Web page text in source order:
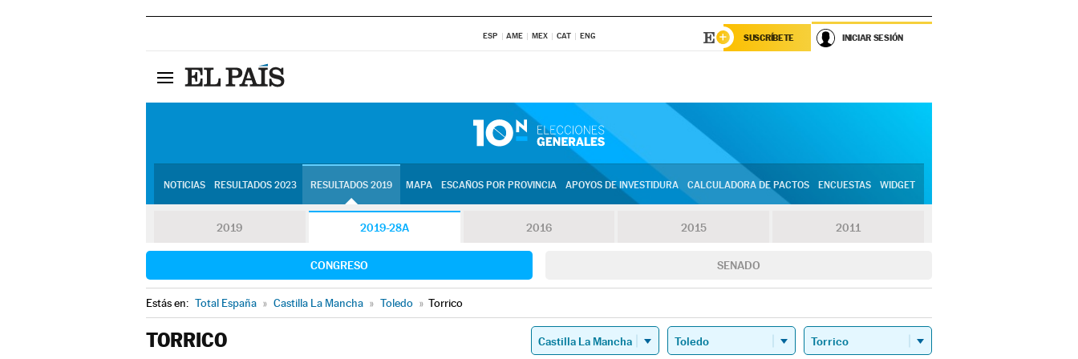
ESP AME MEX CAT ENG SUSCRÍBETE INICIAR SESIÓN
NOTICIAS RESULTADOS 2023 RESULTADOS 2019 MAPA ESCAÑOS POR PROVINCIA APOYOS DE INVESTIDURA CALCULADORA DE PACTOS ENCUESTAS WIDGET
2019 2019-28A 2016 2015 2011
CONGRESO SENADO
Estás en: Total España » Castilla La Mancha » Toledo » Torrico
TORRICO